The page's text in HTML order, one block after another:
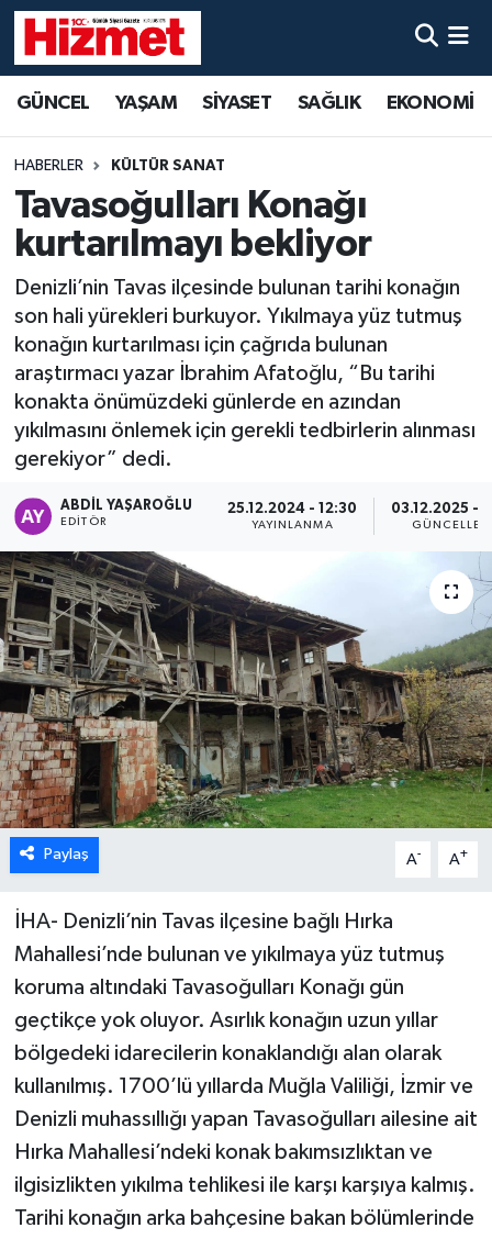
GÜNCEL YAŞAM SİYASET SAĞLIK EKONOMİ
HABERLER KÜLTÜR SANAT
Tavasoğulları Konağı
kurtarılmayı bekliyor
Denizli’nin Tavas ilçesinde bulunan tarihi konağın
son hali yürekleri burkuyor. Yıkılmaya yüz tutmuş
konağın kurtarılması için çağrıda bulunan
araştırmacı yazar İbrahim Afatoğlu, “Bu tarihi
konakta önümüzdeki günlerde en azından
yıkılmasını önlemek için gerekli tedbirlerin alınması
gerekiyor” dedi.
ABDIL YAŞAROĞLU
EDITÖR
25.12.2024 - 12:30
YAYINLANMA
03.12.2025 -
Paylaş A- A+
İHA- Denizli’nin Tavas ilçesine bağlı Hırka
Mahallesi’nde bulunan ve yıkılmaya yüz tutmuş
koruma altındaki Tavasoğulları Konağı gün
geçtikçe yok oluyor. Asırlık konağın uzun yıllar
bölgedeki idarecilerin konaklandığı alan olarak
kullanılmış. 1700’lü yıllarda Muğla Valiliği, İzmir ve
Denizli muhassıllığı yapan Tavasoğulları ailesine ait
Hırka Mahallesi’ndeki konak bakımsızlıktan ve
ilgisizlikten yıkılma tehlikesi ile karşı karşıya kalmış.
Tarihi konağın arka bahçesine bakan bölümlerinde
YAŞAM
SİYASET
SAĞLIK
EKONOMİ
KÜLTÜR SANAT
MAGAZİN
ÖZEL HABER
DTO
RESMİ REKLAM
Denizli Hava Durumu
Denizli Trafik Yoğunluk Haritası
Süper Lig Puan Durumu ve Fikstür
Tüm Manşetler
Son Dakika Haberleri
Haber Arşivi